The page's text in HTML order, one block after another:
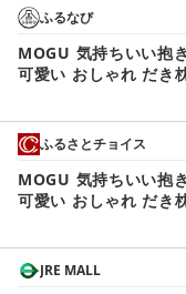
ふるなび
MOGU 気持ちいい抱
可愛い おしゃれ だき
い ロング 洗える 横
ギフト 男性 女性 三
ふるさとチョイス
MOGU 気持ちいい抱
可愛い おしゃれ だき
い ロング 洗える 横
ギフト 男性 女性 三
JRE MALL